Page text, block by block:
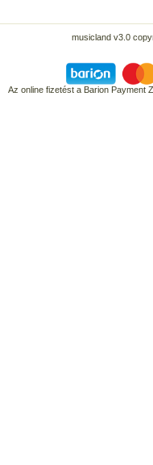
musicland v3.0
Az online fizetést a Barion Payment